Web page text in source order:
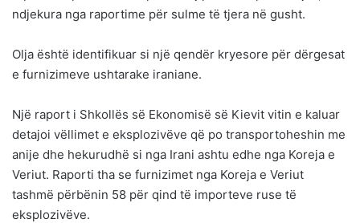
ndjekura nga raportime për sulme të tjera në gusht.
Olja është identifikuar si një qendër kryesore për dërgesat
e furnizimeve ushtarake iraniane.
Një raport i Shkollës së Ekonomisë së Kievit vitin e kaluar
detajoi vëllimet e eksplozivëve që po transportoheshin me
anije dhe hekurudhë si nga Irani ashtu edhe nga Koreja e
Veriut. Raporti tha se furnizimet nga Koreja e Veriut
tashmë përbënin 58 për qind të importeve ruse të
eksplozivëve.